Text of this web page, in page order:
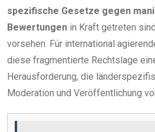
spezifische Gesetze gegen
Bewertungen in Kraft getreten
vorsehen. Für international
diese fragmentierte Rechtslage
Herausforderung, die
Moderation und Veröffentlichung